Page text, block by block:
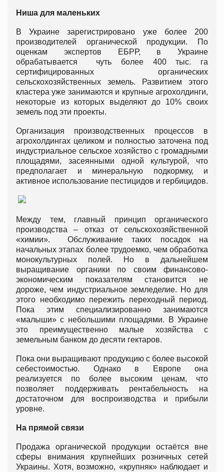
Ниша для маленьких
В Украине зарегистрировано уже более 200
производителей органической продукции. По
оценкам экспертов ЕБРР, в Украине
обрабатывается чуть более 400 тыс. га
сертифицированных органических
сельскохозяйственных земель. Развитием этого
кластера уже занимаются и крупные агрохолдинги,
некоторые из которых выделяют до 10% своих
земель под эти проекты.
Организация производственных процессов в
агрохолдингах целиком и полностью заточена под
индустриальное сельское хозяйство с громадными
площадями, засеянными одной культурой, что
предполагает и минеральную подкормку, и
активное использование пестицидов и гербицидов.
Между тем, главный принцип органического
производства – отказ от сельскохозяйственной
«химии». Обслуживание таких посадок на
начальных этапах более трудоемко, чем обработка
монокультурных полей. Но в дальнейшем
выращивание органики по своим финансово-
экономическим показателям становится не
дороже, чем индустриальное земледелие. Но для
этого необходимо пережить переходный период.
Пока этим специализированно занимаются
«малыши» с небольшими площадями. В Украине
это преимущественно малые хозяйства с
земельным банком до десяти гектаров.
Пока они выращивают продукцию с более высокой
себестоимостью. Однако в Европе она
реализуется по более высоким ценам, что
позволяет поддерживать рентабельность на
достаточном для воспроизводства и прибыли
уровне.
На прямой связи
Продажа органической продукции остаётся вне
сферы внимания крупнейших розничных сетей
Украины. Хотя, возможно, «крупняк» наблюдает и